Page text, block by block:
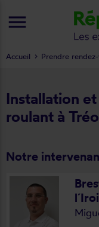
Installation
roulant à
Notre
Accueil Prendre
menu